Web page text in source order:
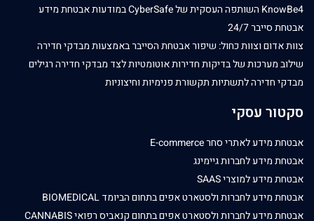
KnowBe4 השותפה העסקית של CyberSafe במודעות אבטחת מידע
אבטחת סייבר 24/7
צוות אדום וצוות כחול: שיפור אבטחת הסייבר באמצעות מבדקי חדירה
שילוב מערכות של בדיקות חדירות אוטומטיות לצד מבדקי חדירה רגילים
מבדקי חדירה לתשתיות תקשורת פנימיות וחיצוניות
סקטור עסקי
אבטחת מידע לאתרי סחר E-commerce
אבטחת מידע לחברות גיימינג
אבטחת מידע למוצרי SAAS
אבטחת מידע לחברות ולסטארט אפים בתחום הביומד BIOMEDICAL
אבטחת מידע לחברות ולסטארט אפים בתחום קנאביס רפואי CANNABIS